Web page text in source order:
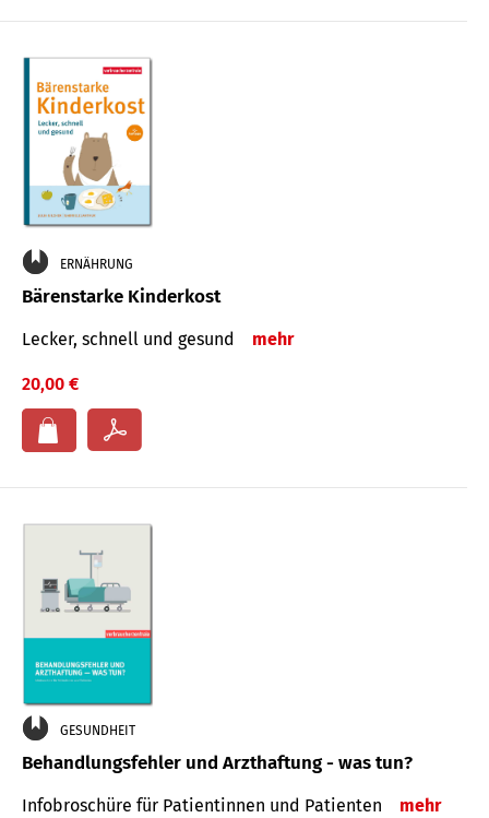
ERNÄHRUNG
Bärenstarke Kinderkost
Lecker, schnell und gesund mehr
20,00 €
GESUNDHEIT
Behandlungsfehler und Arzthaftung - was tun?
Infobroschüre für Patientinnen und Patienten mehr